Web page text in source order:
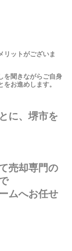
リットがございま
を聞きながらご自身
お進めします。
に、堺市を
売却専門の
ムへお任せ